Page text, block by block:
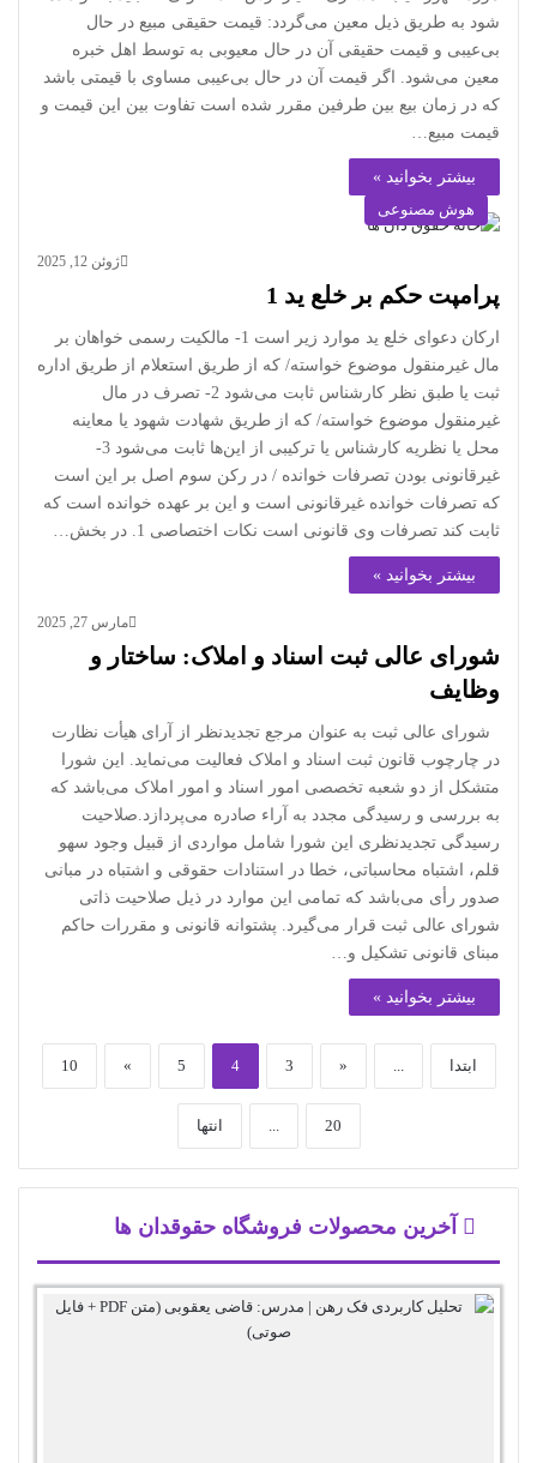
شود به طریق ذیل معین می‌گردد: قیمت حقیقی مبیع در حال
بی‌عیبی و قیمت حقیقی آن در حال معیوبی به توسط اهل خبره
معین می‌شود. اگر قیمت آن در حال بی‌عیبی مساوی با قیمتی باشد
که در زمان بیع بین طرفین مقرر شده‌ است تفاوت بین این قیمت و
قیمت مبیع…
بیشتر بخوانید »
هوش مصنوعی
ژوئن 12, 2025
پرامپت حکم بر خلع ید 1
ارکان دعوای خلع ید موارد زیر است 1- مالکیت رسمی خواهان بر
مال غیرمنقول موضوع خواسته/ که از طریق استعلام از طریق اداره
ثبت یا طبق نظر کارشناس ثابت می‌شود 2- تصرف در مال
غیرمنقول موضوع خواسته/ که از طریق شهادت شهود یا معاینه
محل یا نظریه کارشناس یا ترکیبی از این‌ها ثابت می‌شود 3-
غیرقانونی بودن تصرفات خوانده / در رکن سوم اصل بر این است
که تصرفات خوانده غیرقانونی است و این بر عهده خوانده است که
ثابت کند تصرفات وی قانونی است نکات اختصاصی 1. در بخش…
بیشتر بخوانید »
مارس 27, 2025
شورای عالی ثبت اسناد و املاک: ساختار و
وظایف
شورای عالی ثبت به عنوان مرجع تجدیدنظر از آرای هیأت نظارت
در چارچوب قانون ثبت اسناد و املاک فعالیت می‌نماید. این شورا
متشکل از دو شعبه تخصصی امور اسناد و امور املاک می‌باشد که
به بررسی و رسیدگی مجدد به آراء صادره می‌پردازد.صلاحیت
رسیدگی تجدیدنظری این شورا شامل مواردی از قبیل وجود سهو
قلم، اشتباه محاسباتی، خطا در استنادات حقوقی و اشتباه در مبانی
صدور رأی می‌باشد که تمامی این موارد در ذیل صلاحیت ذاتی
شورای عالی ثبت قرار می‌گیرد. پشتوانه قانونی و مقررات حاکم
مبنای قانونی تشکیل و…
بیشتر بخوانید »
ابتدا «
3
4
5
»
10
20 انتها
آخرین محصولات فروشگاه حقوقدان ها